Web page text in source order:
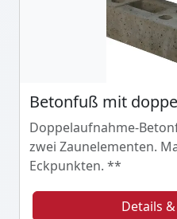
Betonfuß mit
Doppelaufnahme-
zwei Zaunelementen.
Eckpunkten. **
Details